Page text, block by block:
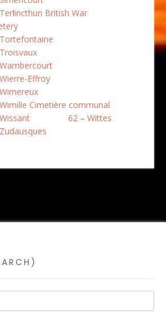
British War
Effroy
Cimetière communal
62 – Wittes